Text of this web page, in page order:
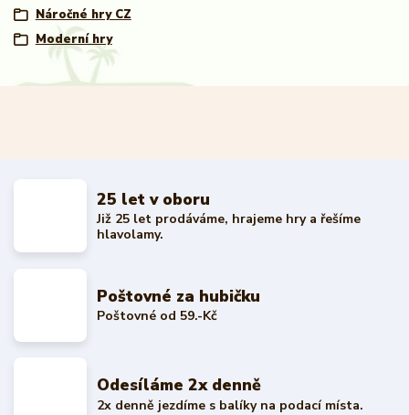
Náročné hry CZ
Moderní hry
25 let v oboru
Již 25 let prodáváme, hrajeme hry a řešíme
hlavolamy.
Poštovné za hubičku
Poštovné od 59.-Kč
Odesíláme 2x denně
2x denně jezdíme s balíky na podací místa.